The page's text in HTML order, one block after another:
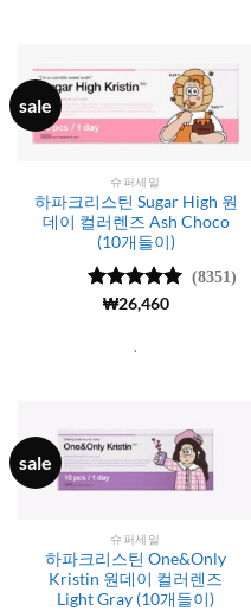
sale
슈퍼세일
하파크리스틴 Sugar High 원
데이 컬러렌즈 Ash Choco
(10개들이)
5 중에서
(8351)
₩26,460
.
sale
슈퍼세일
하파크리스틴 One&Only
Kristin 원데이 컬러렌즈
Light Gray (10개들이)